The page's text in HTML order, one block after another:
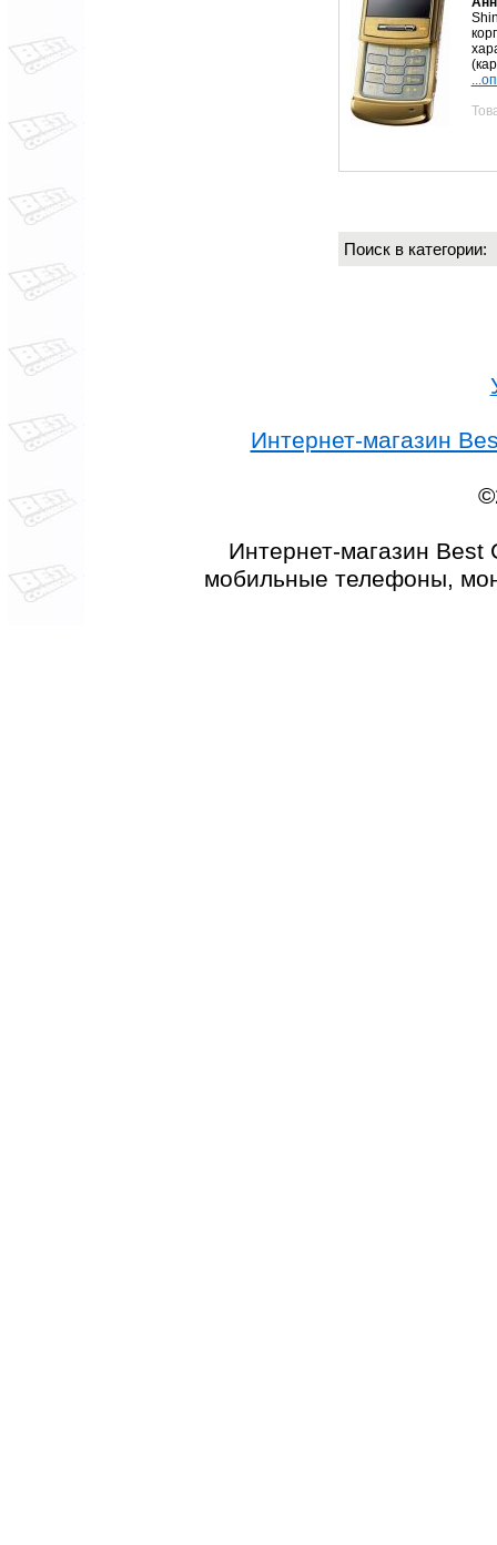
Поиск в
Интернет-магазин
Интернет-магазин Best
мобильные телефоны,